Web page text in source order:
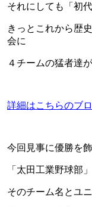
それにしても「初
きっとこれから歴
会に
４チームの猛者達
詳細はこちらのブ
今回見事に優勝を
「太田工業野球部」
そのチーム名とユ